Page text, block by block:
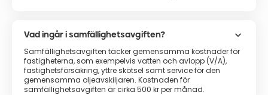
Vad ingår i samfällighetsavgiften? keyboard_arrow_down
Samfällighetsavgiften täcker gemensamma kostnader för
fastigheterna, som exempelvis vatten och avlopp (V/A),
fastighetsförsäkring, yttre skötsel samt service för den
gemensamma oljeavskiljaren. Kostnaden för
samfällighetsavgiften är cirka 500 kr per månad.